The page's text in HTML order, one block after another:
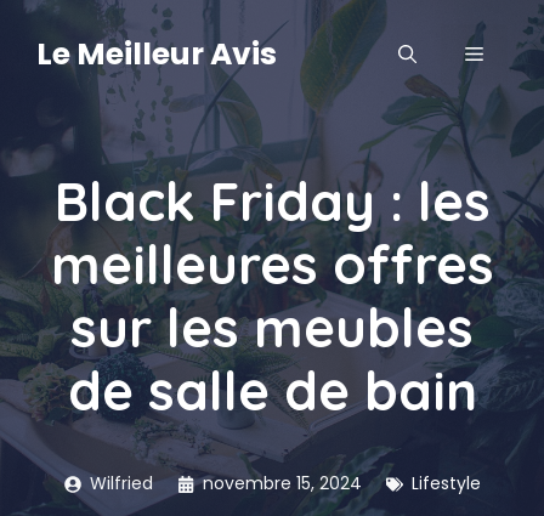
Aller
contenu
Le Meilleur Avis MENU
Black Friday : les
meilleures offres
sur les meubles
de salle de bain
Wilfried novembre 15, 2024 Lifestyle